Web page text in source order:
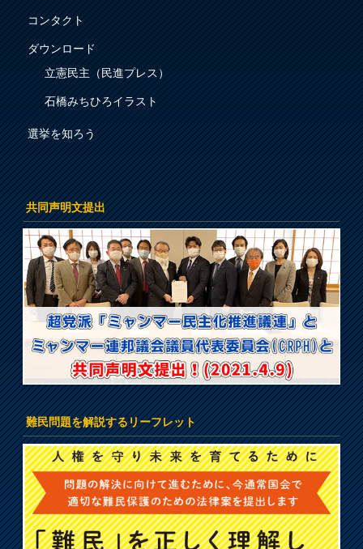
コンタクト
ダウンロード
立憲民主（民進プレス）
石橋みちひろイラスト
選挙を知ろう
共同声明文提出
難民問題を解説するリーフレット